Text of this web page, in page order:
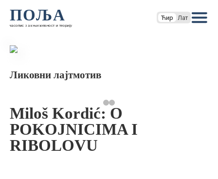
ПОЉА
часопис за књижевност и теорију
Ћир Лат
Ликовни лајтмотив
Miloš Kordić: O
POKOJNICIMA I
RIBOLOVU